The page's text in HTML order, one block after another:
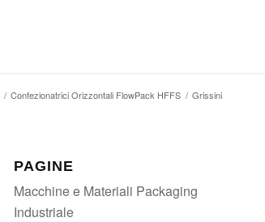
/ Confezionatrici Orizzontali FlowPack HFFS / Grissini
PAGINE
Macchine e Materiali Packaging
Industriale